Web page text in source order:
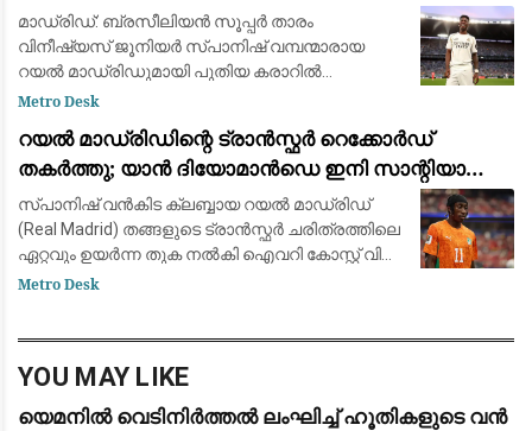
ഫാബ്രിസിയോ റൊമാനോയും ദ അത്‌ലറ്റിക്കും
മാഡ്രിഡ്: ബ്രസീലിയൻ സൂപ്പർ താരം
വിനീഷ്യസ് ജൂനിയർ സ്പാനിഷ് വമ്പന്മാരായ
റയൽ മാഡ്രിഡുമായി പുതിയ കരാറിൽ
ഒപ്പുവെക്കാൻ ഒരുങ്ങുന്നു. പ്രമുഖ ട്രാൻസ്ഫർ
റൊമാനോയും 'ദ അത്‌ലറ്റികു'മാണ
Metro Desk
റയൽ മാഡ്രിഡിന്റെ ട്രാൻസ്ഫർ റെക്കോർഡ്
തകർത്തു; യാൻ ദിയോമാൻഡെ ഇനി സാന്റിയാഗോ
ബെർണബ്യൂവിൽ
സ്പാനിഷ് വൻകിട ക്ലബ്ബായ റയൽ മാഡ്രിഡ്
(Real Madrid) തങ്ങളുടെ ട്രാൻസ്ഫർ ചരിത്രത്തിലെ
ഏറ്റവും ഉയർന്ന തുക നൽകി ഐവറി കോസ്റ്റ് വിങ്
ഫോർവേഡ് യാൻ ദിയോമാൻഡെയെ (Yan
Metro Desk
YOU MAY LIKE
യെമനിൽ വെടിനിർത്തൽ ലംഘിച്ച് ഹൂതികളുടെ വൻ